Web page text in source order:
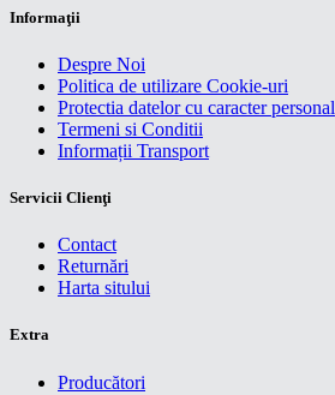
Informaţii
Despre Noi
Politica de utilizare Cookie-uri
Protectia datelor cu caracter personal
Termeni si Conditii
Informații Transport
Servicii Clienţi
Contact
Returnări
Harta sitului
Extra
Producători